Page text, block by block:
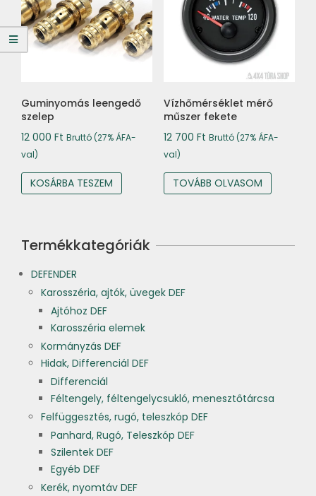
Guminyomás leengedő
szelep
12 000 Ft Bruttó (27% ÁFA-
val)
KOSÁRBA TESZEM
Vízhőmérséklet mérő
műszer fekete
12 700 Ft Bruttó (27% ÁFA-
val)
TOVÁBB OLVASOM
Termékkategóriák
DEFENDER
Karosszéria, ajtók, üvegek DEF
Ajtóhoz DEF
Karosszéria elemek
Kormányzás DEF
Hidak, Differenciál DEF
Differenciál
Féltengely, féltengelycsukló, menesztőtárcsa
Felfüggesztés, rugó, teleszkóp DEF
Panhard, Rugó, Teleszkóp DEF
Szilentek DEF
Egyéb DEF
Kerék, nyomtáv DEF